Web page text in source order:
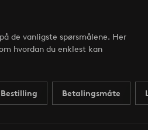
de vanligste spørsmålene. Her
hvordan du enklest kan
Bestilling Betalingsmåte